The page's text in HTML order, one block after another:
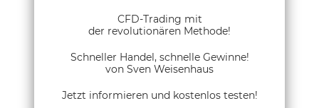
CFD-Trading mit
der revolutionären Methode!
Schneller Handel, schnelle Gewinne!
von Sven Weisenhaus
Jetzt informieren und kostenlos testen!